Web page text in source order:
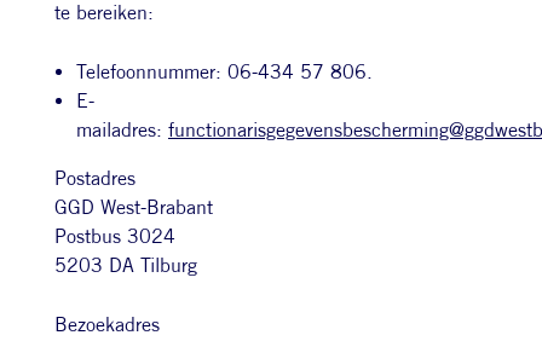
te bereiken:
Telefoonnummer: 06-434 57 806.
E-
mailadres:
Postadres
GGD West-Brabant
Postbus 3024
5203 DA Tilburg
Bezoekadres